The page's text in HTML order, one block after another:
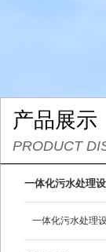
产品展示
PRODUCT
一体化污水处理
一体化污水处理